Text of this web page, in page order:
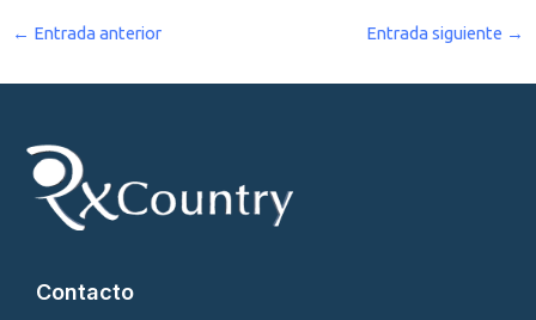
← Entrada anterior Entrada siguiente →
Contacto